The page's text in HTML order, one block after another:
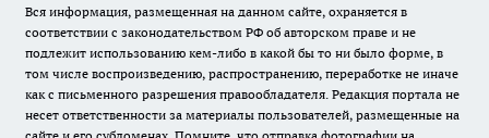
Вся информация, размещенная на данном сайте, охраняется в
соответствии с законодательством РФ об авторском праве и не
подлежит использованию кем-либо в какой бы то ни было форме, в
том числе воспроизведению, распространению, переработке не иначе
как с письменного разрешения правообладателя. Редакция портала не
несет ответственности за материалы пользователей, размещенные на